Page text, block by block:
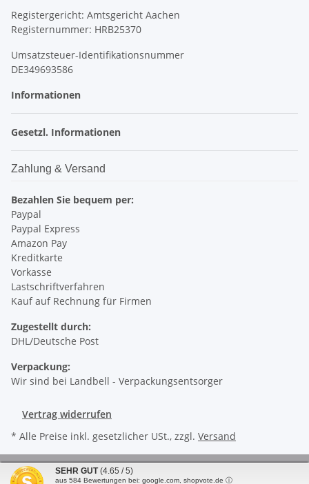
Registergericht: Amtsgericht Aachen
Registernummer: HRB25370
Umsatzsteuer-Identifikationsnummer
DE349693586
Informationen
Gesetzl. Informationen
Zahlung & Versand
Bezahlen Sie bequem per:
Paypal
Paypal Express
Amazon Pay
Kreditkarte
Vorkasse
Lastschriftverfahren
Kauf auf Rechnung für Firmen
Zugestellt durch:
DHL/Deutsche Post
Verpackung:
Wir sind bei Landbell - Verpackungsentsorger
Vertrag widerrufen
* Alle Preise inkl. gesetzlicher USt., zzgl. Versand
© LIPA Autopflege GmbH
SEHR GUT (4.65 / 5)
aus 584 Bewertungen bei: google.com, shopvote.de ⓘ